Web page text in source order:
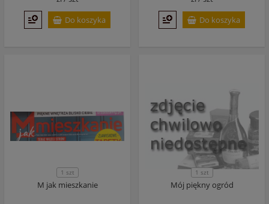
Do koszyka
Do koszyka
1 szt
M jak mieszkanie
1 szt
Mój piękny ogród